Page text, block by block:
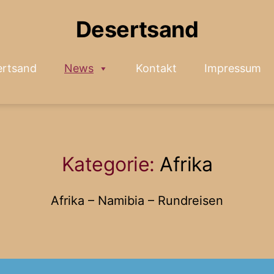
Desertsand
News Kontakt Impressum
Kategorie: Afrika
Afrika – Namibia – Rundreisen